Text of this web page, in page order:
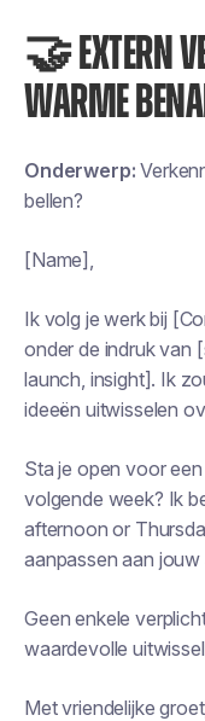
🤝 EXTERN
WARME
Onderwerp:
bellen?
[Name],
Ik volg je werk bij
onder de indruk van
launch, insight]. Ik
ideeën uitwisselen
Sta je open voor
volgende week? Ik
afternoon or
aanpassen aan jouw
Geen enkele
waardevolle
Met vriendelijke